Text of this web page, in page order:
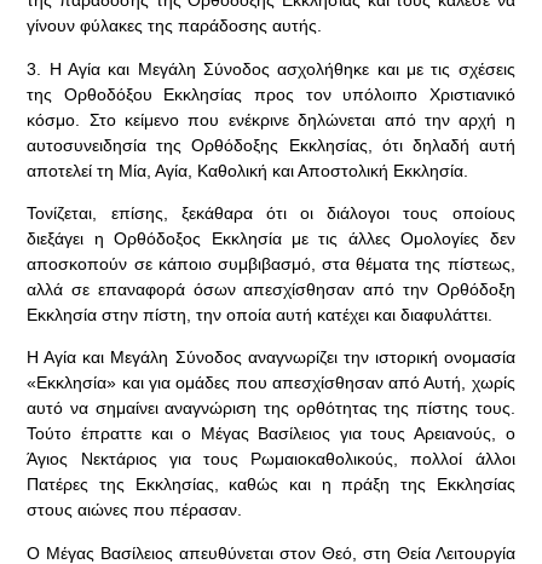
γίνουν φύλακες της παράδοσης αυτής.
3. Η Αγία και Μεγάλη Σύνοδος ασχολήθηκε και με τις σχέσεις
της Ορθοδόξου Εκκλησίας προς τον υπόλοιπο Χριστιανικό
κόσμο. Στο κείμενο που ενέκρινε δηλώνεται από την αρχή η
αυτοσυνειδησία της Ορθόδοξης Εκκλησίας, ότι δηλαδή αυτή
αποτελεί τη Μία, Αγία, Καθολική και Αποστολική Εκκλησία.
Τονίζεται, επίσης, ξεκάθαρα ότι οι διάλογοι τους οποίους
διεξάγει η Ορθόδοξος Εκκλησία με τις άλλες Ομολογίες δεν
αποσκοπούν σε κάποιο συμβιβασμό, στα θέματα της πίστεως,
αλλά σε επαναφορά όσων απεσχίσθησαν από την Ορθόδοξη
Εκκλησία στην πίστη, την οποία αυτή κατέχει και διαφυλάττει.
Η Αγία και Μεγάλη Σύνοδος αναγνωρίζει την ιστορική ονομασία
«Εκκλησία» και για ομάδες που απεσχίσθησαν από Αυτή, χωρίς
αυτό να σημαίνει αναγνώριση της ορθότητας της πίστης τους.
Τούτο έπραττε και ο Μέγας Βασίλειος για τους Αρειανούς, ο
Άγιος Νεκτάριος για τους Ρωμαιοκαθολικούς, πολλοί άλλοι
Πατέρες της Εκκλησίας, καθώς και η πράξη της Εκκλησίας
στους αιώνες που πέρασαν.
Ο Μέγας Βασίλειος απευθύνεται στον Θεό, στη Θεία Λειτουργία